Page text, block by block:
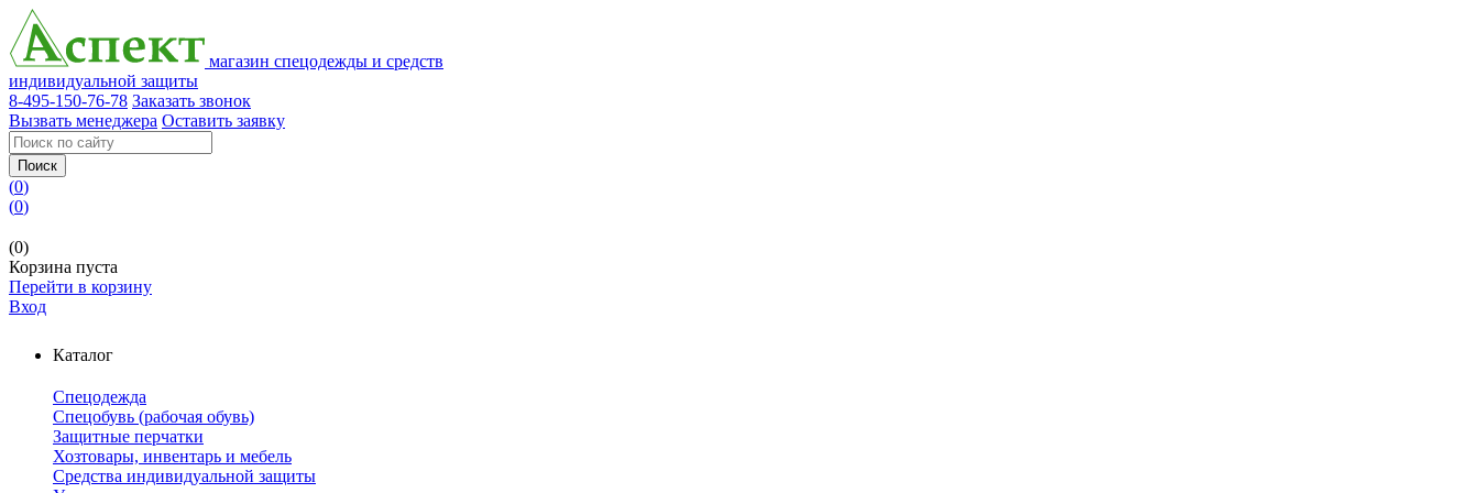
магазин спецодежды и средств
индивидуальной защиты
8-495-150-76-78 Заказать звонок
Вызвать менеджера Оставить заявку
Поиск
(0)
(0)
(0)
Корзина пуста
Перейти в корзину
Вход
Каталог
Спецодежда
Спецобувь (рабочая обувь)
Защитные перчатки
Хозтовары, инвентарь и мебель
Средства индивидуальной защиты